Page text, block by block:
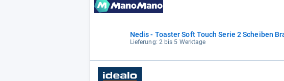
Nedis - Toaster Soft Touch Serie 2 Scheiben
Lieferung: 2 bis 5 Werktage